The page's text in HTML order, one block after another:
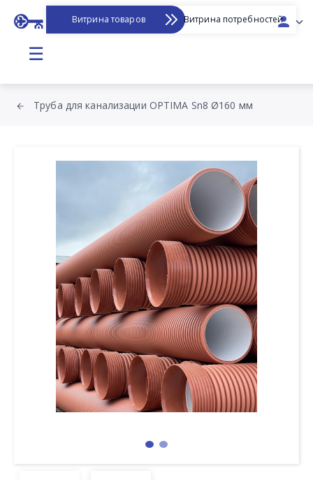
Витрина товаров Витрина потребностей
☰
Труба для канализации OPTIMA Sn8 Ø160 мм